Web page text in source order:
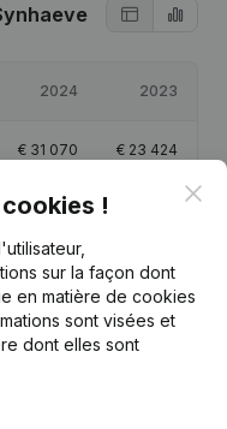
2024 2023
€ 31 070 € 23 424
€56 111
€44 525 €35 424
!
sur la façon dont
en matière de cookies
sont visées et
dont elles sont